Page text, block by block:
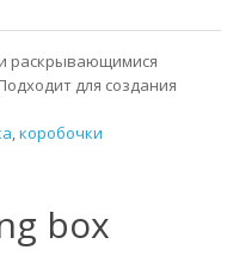
раскрывающимися
для создания
,коробочки
box